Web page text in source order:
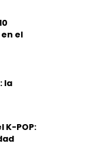
el
la
K-POP: